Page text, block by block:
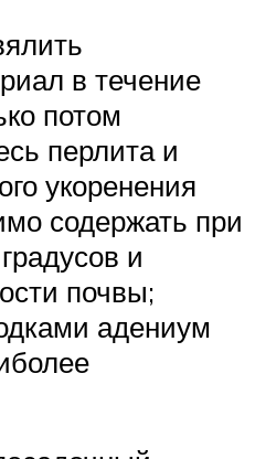
в течение
потом
перлита и
укоренения
содержать при
и
почвы;
адениум